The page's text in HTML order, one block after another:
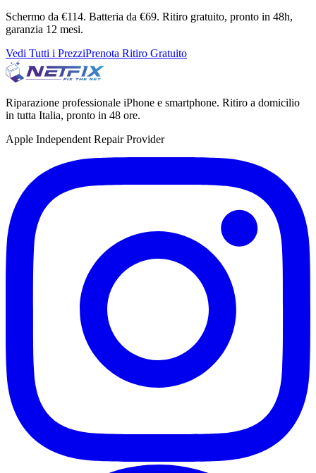
Schermo da €114. Batteria da €69. Ritiro gratuito, pronto in 48h,
garanzia 12 mesi.
Vedi Tutti i PrezziPrenota Ritiro Gratuito
Riparazione professionale iPhone e smartphone. Ritiro a domicilio
in tutta Italia, pronto in 48 ore.
Apple Independent Repair Provider